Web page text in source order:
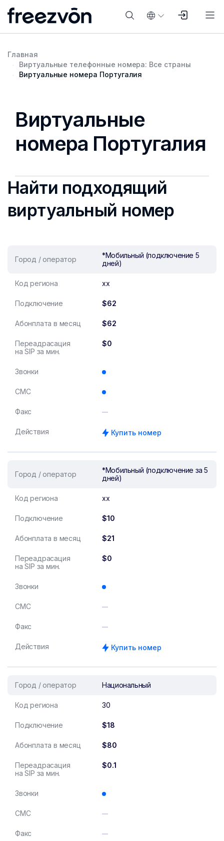
Главная
Виртуальные телефонные номера: Все страны
Виртуальные номера Португалия
Виртуальные
номера Португалия
Найти подходящий
виртуальный номер
Город / оператор
*Мобильный (подключение 5
дней)
Код региона xx
Подключение $62
Абонплата в месяц $62
Переадрасация
на SIP за мин.
$0
Звонки
СМС
Факс
Действия Купить номер
Город / оператор
*Мобильный (подключение за 5
дней)
Код региона xx
Подключение $10
Абонплата в месяц $21
Переадрасация
на SIP за мин.
$0
Звонки
СМС
Факс
Действия Купить номер
Город / оператор Национальный
Код региона 30
Подключение $18
Абонплата в месяц $80
Переадрасация
на SIP за мин.
$0.1
Звонки
СМС
Факс